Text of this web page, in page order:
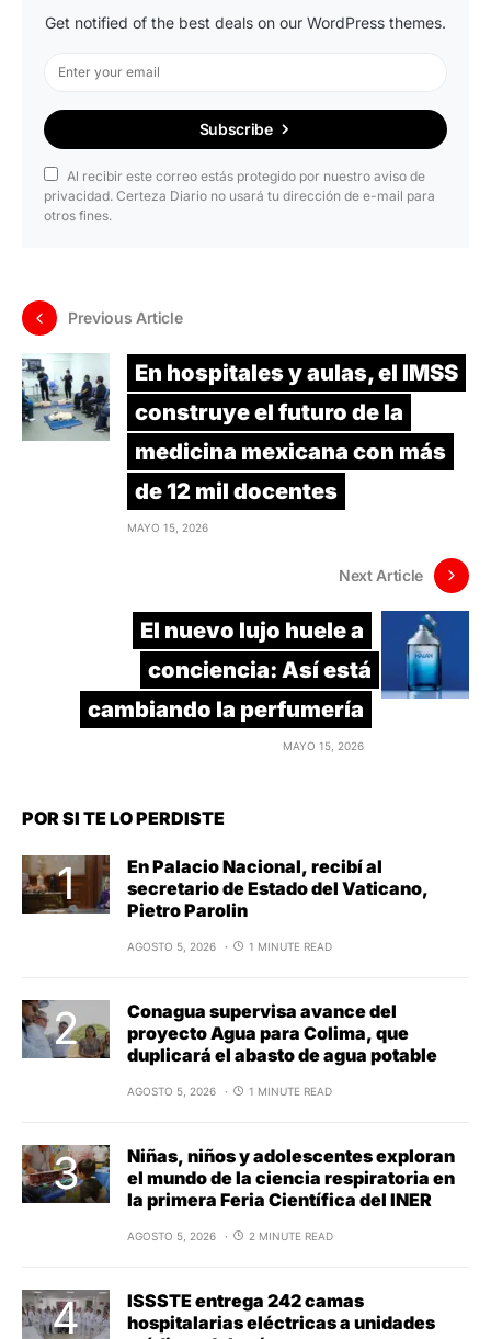
Get notified of the best deals on our WordPress themes.
Subscribe
Al recibir este correo estás protegido por nuestro aviso de
privacidad. Certeza Diario no usará tu dirección de e-mail para
otros fines.
Previous Article
En hospitales y aulas, el IMSS
construye el futuro de la
medicina mexicana con más
de 12 mil docentes
MAYO 15, 2026
Next Article
El nuevo lujo huele a
conciencia: Así está
cambiando la perfumería
MAYO 15, 2026
POR SI TE LO PERDISTE
En Palacio Nacional, recibí al
secretario de Estado del Vaticano,
Pietro Parolin
AGOSTO 5, 2026 1 MINUTE READ
Conagua supervisa avance del
proyecto Agua para Colima, que
duplicará el abasto de agua potable
AGOSTO 5, 2026 1 MINUTE READ
Niñas, niños y adolescentes exploran
el mundo de la ciencia respiratoria en
la primera Feria Científica del INER
AGOSTO 5, 2026 2 MINUTE READ
ISSSTE entrega 242 camas
hospitalarias eléctricas a unidades